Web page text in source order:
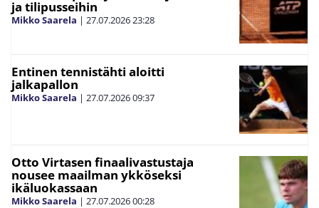
ja tilipusseihin
Mikko Saarela | 27.07.202623:28
Entinen tennistähti aloitti
jalkapallon
Mikko Saarela | 27.07.202609:37
Otto Virtasen finaalivastustaja
nousee maailman ykköseksi
ikäluokassaan
Mikko Saarela | 27.07.202600:28